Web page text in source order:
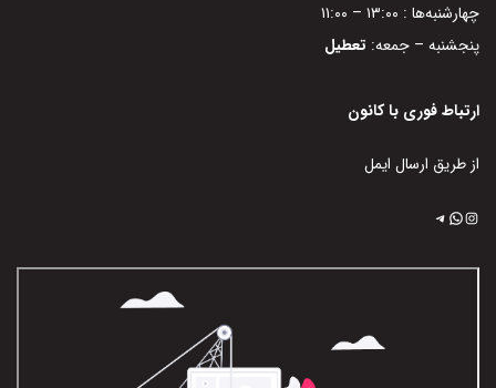
چهارشنبه‌ها : ۱۳:۰۰ – ۱۱:۰۰
پنجشنبه – جمعه: تعطیل
ارتباط فوری با کانون
از طریق ارسال ایمل
اینستاگرم
واتس‌اپ
تلگرام